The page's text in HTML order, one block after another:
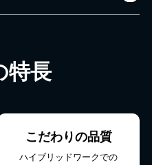
特長
こだわりの品質
ハイブリッドワークでの